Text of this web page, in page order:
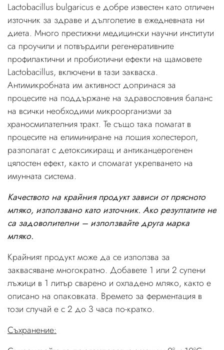
Lactobacillus bulgaricus е добре известен като отличен
източник за здраве и дълголетие в ежедневната ни
диета. Много престижни медицински научни институти
са проучили и потвърдили регенеративните
профилактични и пробиотични ефекти на щамовете
Lactobacillus, включени в тази закваска.
Антимикробната им активност допринася за
процесите на поддържане на здравословния баланс
на всички необходими микроорганизми за
храносмилателния тракт. Те също така помагат в
процесите на елиминиране на лошия холестерол,
разполагат с детоксикиращ и антиканцерогенен
цялостен ефект, както и спомагат укрепването на
имунната система.
Качеството на крайния продукт зависи от прясното
мляко, използвано като източник. Ако резултатите не
са задоволителни – използвайте друга марка
мляко.
Крайният продукт може да се използва за
заквасяване многократно. Добавете 1 или 2 супени
лъжици в 1 литър сварено и охладено мляко, както е
описано на опаковката. Времето за ферментация в
този случай е с 2 до 3 часа по-кратко.
Съхранение: